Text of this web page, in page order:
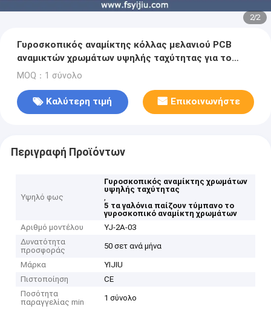
2/2
Γυροσκοπικός αναμίκτης κόλλας μελανιού PCB
αναμικτών χρωμάτων υψηλής ταχύτητας για το
λίτρο 1-20 1-5 γαλόνια τυμπάνων
MOQ：1 σύνολο
Καλύτερη τιμή Επικοινωνήστε
Περιγραφή Προϊόντων
Υψηλό φως
Γυροσκοπικός αναμίκτης χρωμάτων
υψηλής ταχύτητας
,
5 τα γαλόνια παίζουν τύμπανο το
γυροσκοπικό αναμίκτη χρωμάτων
Αριθμό μοντέλου
YJ-2A-03
Δυνατότητα
προσφοράς
50 σετ ανά μήνα
Μάρκα
YIJIU
Πιστοποίηση
CE
Ποσότητα
παραγγελίας min
1 σύνολο